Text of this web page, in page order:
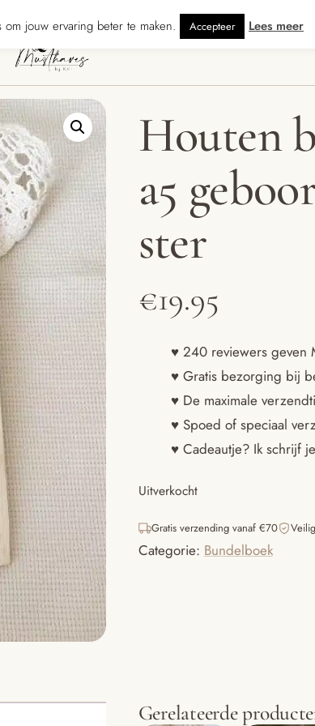
240 reviewers geven ons ★★★★★ · Gratis verzending
Houten
a5
ster
€19.95
♥ 240 reviewers geven
♥ Gratis bezorging bij
♥ De maximale
♥ Spoed of speciaal
♥ Cadeautje? Ik schrijf
Uitverkocht
Gratis verzending vanaf €70
Categorie: Bundelboek
Gerelateerde
om jouw ervaring beter te maken. Accepteer Lees meer